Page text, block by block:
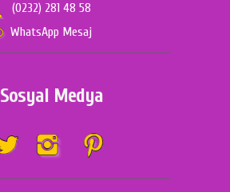
(0232) 281 48 58
WhatsApp Mesaj
Sosyal Medya